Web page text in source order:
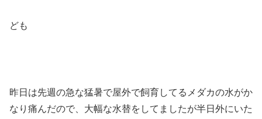
ども
昨日は先週の急な猛暑で屋外で飼育してるメダカの水がか
なり痛んだので、大幅な水替をしてましたが半日外にいた